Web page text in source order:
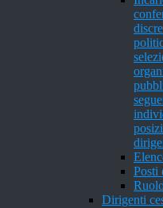
Posti
Dirigenti